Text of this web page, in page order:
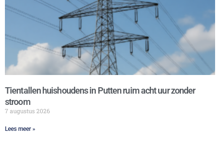
Tientallen huishoudens in Putten ruim acht uur zonder
stroom
7 augustus 2026
Lees meer »